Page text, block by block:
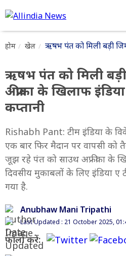
होम खेल ऋषभ पंत को मिली बड़ी
ऋषभ पंत को मिली बड़ी
अफ्रीका के खिलाफ
कप्तानी
Rishabh Pant: टीम इंडिया के
एक बार फिर मैदान पर वापसी को
जूझ रहे पंत को साउथ अफ्रीका के
दिवसीय मुकाबलों के लिए इंडिया ए
गया है.
Anubhaw Mani Tripathi
Last Updated : 21 October 2025,
फॉलो करें: